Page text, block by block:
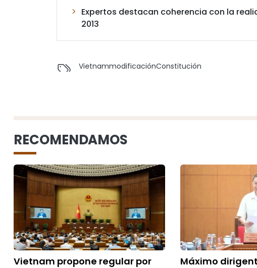
Expertos destacan coherencia con la
2013
VietnammodificaciónConstitución
RECOMENDAMOS
Vietnam propone regular por
Máximo